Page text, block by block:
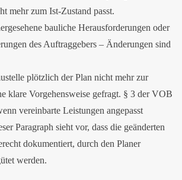
mehr zum Ist-Zustand passt.
bauliche Herausforderungen oder
des Auftraggebers – Änderungen sind
plötzlich der Plan nicht mehr zur
klare Vorgehensweise gefragt. § 3 der VOB
vereinbarte Leistungen angepasst
Paragraph sieht vor, dass die geänderten
dokumentiert, durch den Planer
werden.